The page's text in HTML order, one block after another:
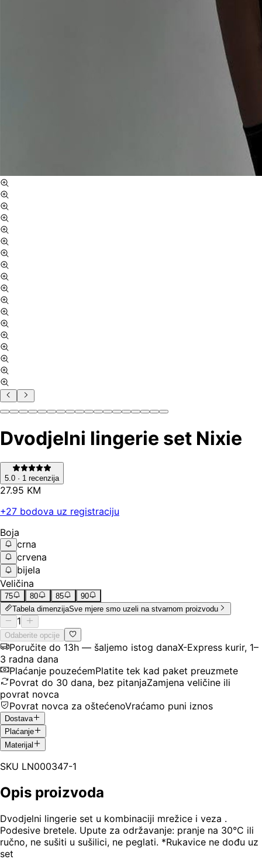
Dvodjelni lingerie set Nixie
5.0 · 1 recenzija
27.95 KM
+27 bodova uz registraciju
Boja
crna
crvena
bijela
Veličina
75 80 85
90
Tabela dimenzijaSve mjere smo uzeli na stvarnom proizvodu
1
Odaberite opcije
Poručite do 13h — šaljemo istog danaX-Express kurir, 1–
3 radna dana
Plaćanje pouzećemPlatite tek kad paket preuzmete
Povrat do 30 dana, bez pitanjaZamjena veličine ili
povrat novca
Povrat novca za oštećenoVraćamo puni iznos
Dostava
Plaćanje
Materijal
SKU LN000347-1
Opis proizvoda
Dvodjelni lingerie set u kombinaciji mrežice i veza .
Podesive bretele. Upute za održavanje: pranje na 30°C ili
ručno, ne sušiti u sušilici, ne peglati. *Rukavice ne dođu uz
set